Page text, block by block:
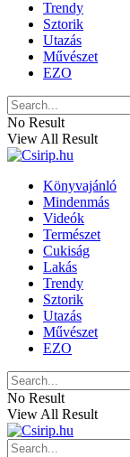
Trendy
Sztorik
Utazás
Művészet
EZO
No Result
View All Result
Könyvajánló
Mindenmás
Videók
Természet
Cukiság
Lakás
Trendy
Sztorik
Utazás
Művészet
EZO
No Result
View All Result